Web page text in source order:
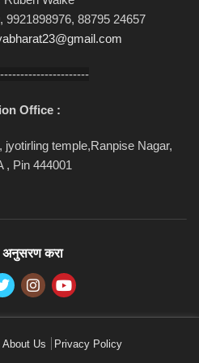
9921898976, 88795 24657
Office :
temple,Ranpise Nagar,
, Pin 444001
करा
About Us Privacy Policy